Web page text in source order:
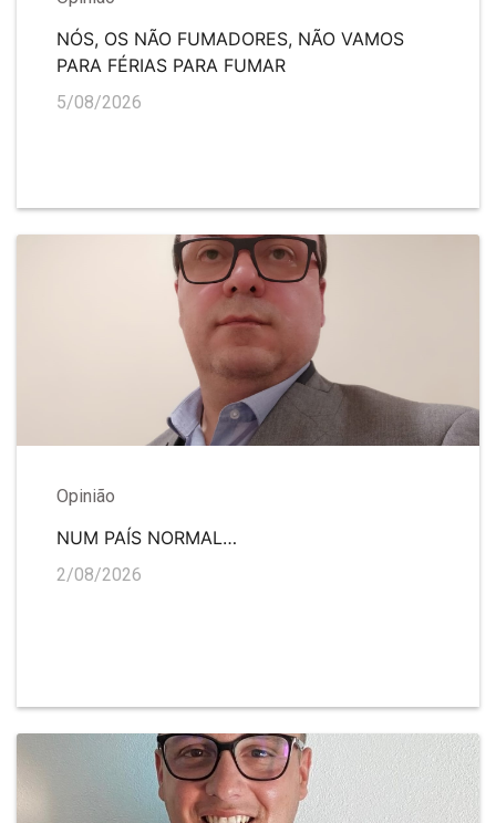
NÓS, OS NÃO FUMADORES, NÃO VAMOS
PARA FÉRIAS PARA FUMAR
5/08/2026
Opinião
NUM PAÍS NORMAL…
2/08/2026